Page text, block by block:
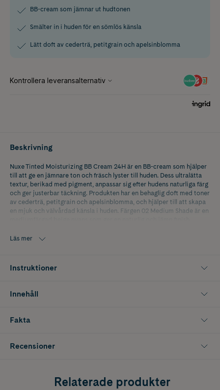
BB-cream som jämnar ut hudtonen
Smälter in i huden för en sömlös känsla
Lätt doft av cederträ, petitgrain och apelsinblomma
Beskrivning
Nuxe Tinted Moisturizing BB Cream 24H är en BB-cream som hjälper
till att ge en jämnare ton och fräsch lyster till huden. Dess ultralätta
textur, berikad med pigment, anpassar sig efter hudens naturliga färg
och ger justerbar täckning. Produkten har en behaglig doft med toner
av cederträ, petitgrain och apelsinblomma, och hjälper till att skapa
en mjuk och välvårdad känsla i huden. Färgen 02 Medium Shade är en
Läs mer
Instruktioner
Innehåll
Fakta
Recensioner
Relaterade produkter